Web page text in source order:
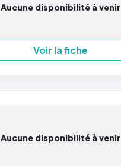
Aucune disponibilité à venir
Voir la fiche
Aucune disponibilité à venir